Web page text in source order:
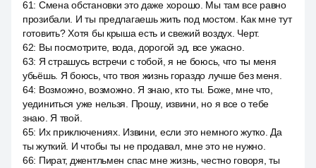
61: Смена обстановки это даже хорошо. Мы там все равно
прозибали. И ты предлагаешь жить под мостом. Как мне тут
готовить? Хотя бы крыша есть и свежий воздух. Черт.
62: Вы посмотрите, вода, дорогой эд, все ужасно.
63: Я страшусь встречи с тобой, я не боюсь, что ты меня
убьёшь. Я боюсь, что твоя жизнь гораздо лучше без меня.
64: Возможно, возможно. Я знаю, кто ты. Боже, мне что,
уединиться уже нельзя. Прошу, извини, но я все о тебе
знаю. Я твой.
65: Их приключениях. Извини, если это немного жутко. Да
ты жуткий. И чтобы ты не продавал, мне это не нужно.
66: Пират, джентльмен спас мне жизнь, честно говоря, ты